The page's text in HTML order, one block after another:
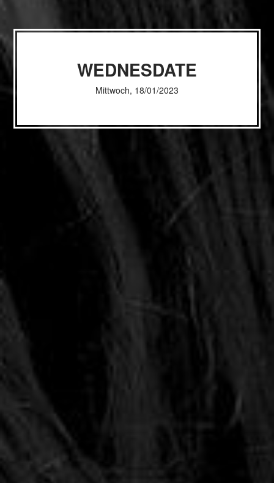
WEDNESDATE
Mittwoch, 18/01/2023